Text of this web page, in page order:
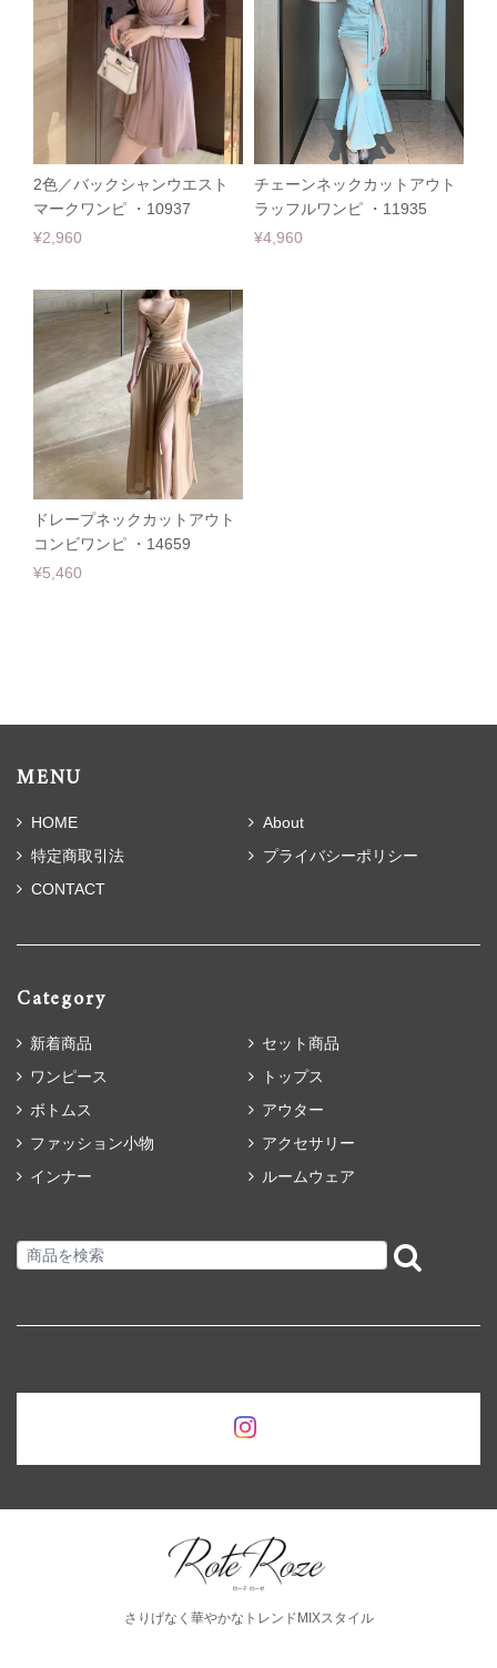
2色／バックシャンウエスト
マークワンピ ・10937
¥2,960
チェーンネックカットアウト
ラッフルワンピ ・11935
¥4,960
ドレープネックカットアウト
コンビワンピ ・14659
¥5,460
MENU
HOME
About
特定商取引法
プライバシーポリシー
CONTACT
Category
新着商品
セット商品
ワンピース
トップス
ボトムス
アウター
ファッション小物
アクセサリー
インナー
ルームウェア
さりげなく華やかなトレンドMIXスタイル